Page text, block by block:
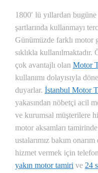
1800′ lü yıllardan
şartlarında kullanmayı
Günümüzde farklı motor
sıklıkla
çok avantajlı olan Motor
kullanımı dolayısıyla
duyarlar. İstanbul Motor
yakasından nöbetçi acil
ve kurumsal müşterilere
motor aksamları
ustalarımız bakım
hizmet vermek için
yakın motor tamiri ve 24